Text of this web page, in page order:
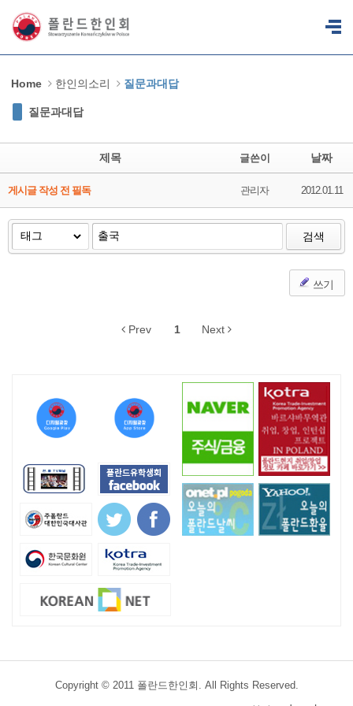
Home 한인의소리 질문과대답
질문과대답
제목 글쓴이 날짜
게시글 작성 전 필독 관리자 2012.01.11
검색
쓰기
Prev 1 Next
Copyright © 2011 폴란드한인회. All Rights Reserved.